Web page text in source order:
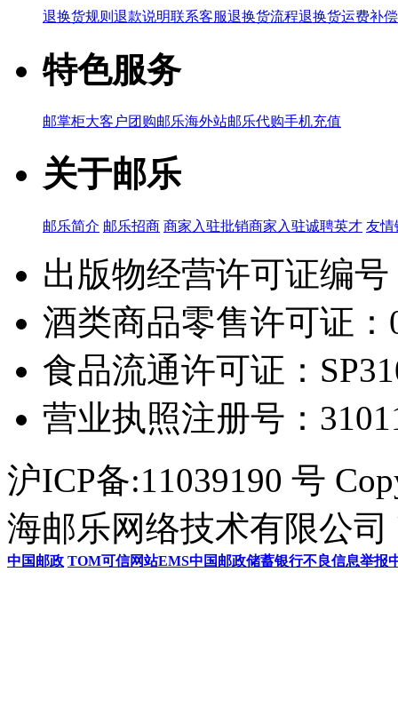
退换货规则 退款说明联系客服退换货流程退换货运费补
特色服务
邮掌柜大客户团购邮乐海外站邮乐代购手机充值
关于邮乐
邮乐简介 邮乐招商 商家入驻批销商家入驻诚聘英才 友情
出版物经营许可证编
酒类商品零售许可证：
食品流通许可证：
营业执照注册号：
沪ICP备:11039190 号
海邮乐网络技术有限公司
中国邮政 TOM可信网站EMS中国邮政储蓄银行不良信息举报